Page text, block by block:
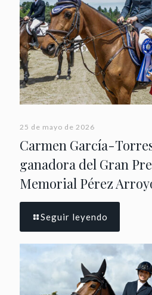
25 de mayo de 2026
Carmen García-
ganadora del Gran
Memorial Pérez
Seguir leyendo